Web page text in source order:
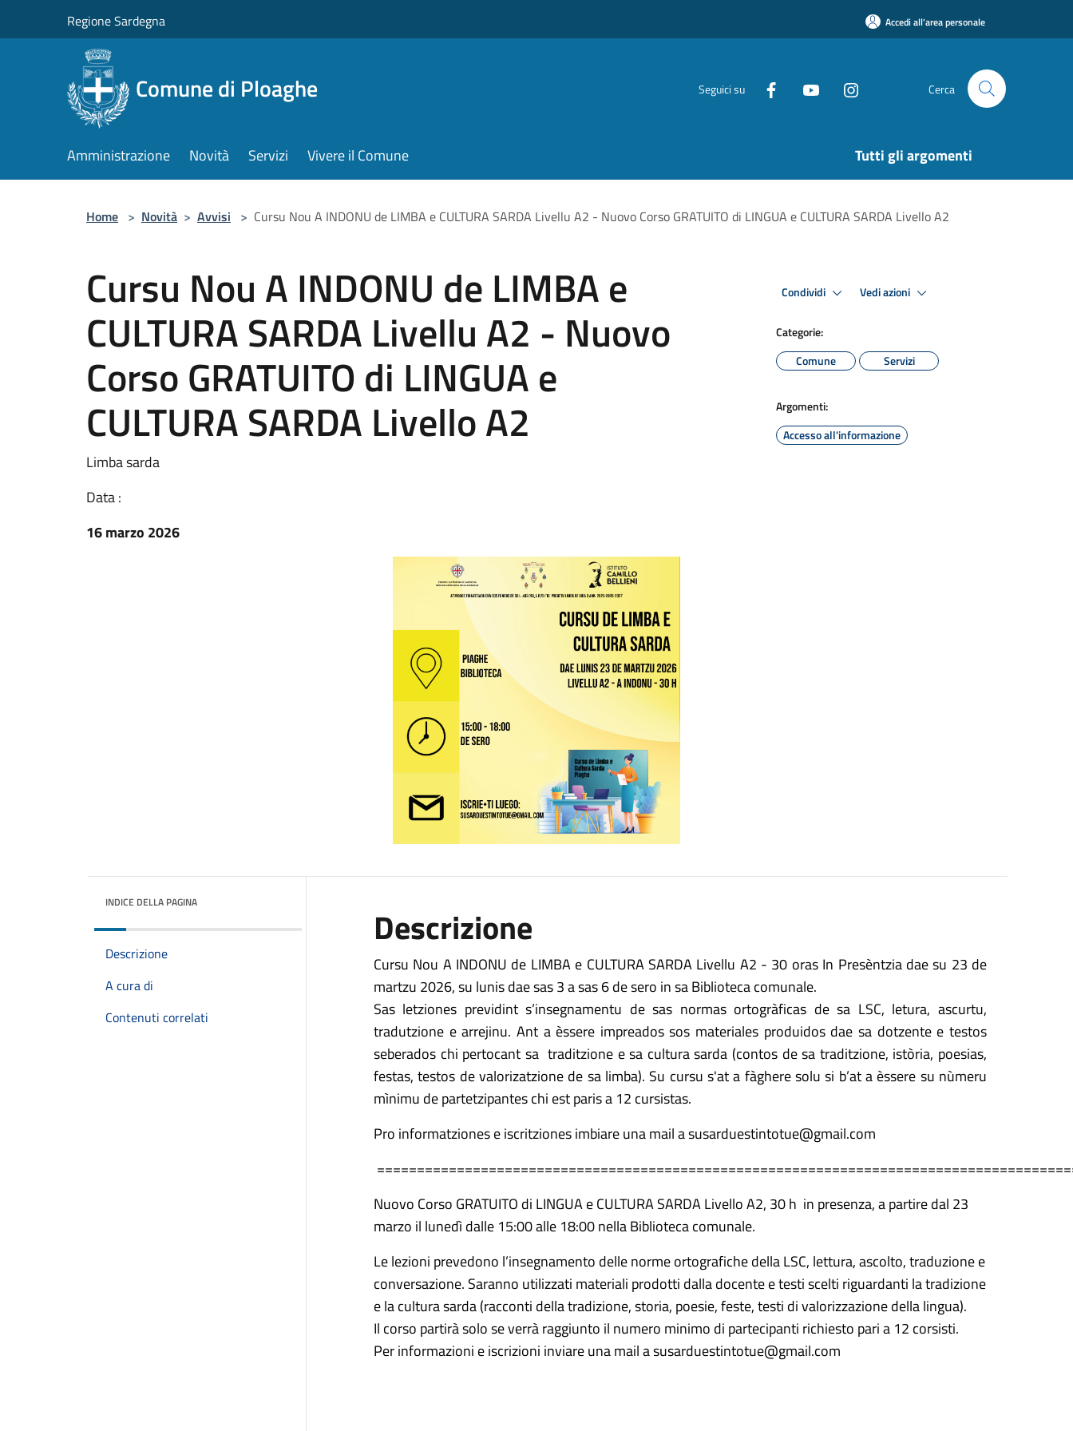
Regione Sardegna Accedi all'area personale
Comune di Ploaghe Seguici su Cerca
Amministrazione Novità Servizi Vivere il Comune Tutti gli argomenti
Home > Novità > Avvisi > Cursu Nou A INDONU de LIMBA e CULTURA SARDA Livellu A2 - Nuovo Corso GRATUITO di LINGUA e CULTURA SARDA Livello A2
Cursu Nou A INDONU de LIMBA e
CULTURA SARDA Livellu A2 - Nuovo
Corso GRATUITO di LINGUA e
CULTURA SARDA Livello A2
Limba sarda
Data :
16 marzo 2026
Condividi Vedi azioni
Categorie:
Comune
Servizi
Argomenti:
Accesso all'informazione
INDICE DELLA PAGINA
Descrizione
A cura di
Contenuti correlati
Descrizione
Cursu Nou A INDONU de LIMBA e CULTURA SARDA Livellu A2 - 30 oras In Presèntzia dae su 23 de
martzu 2026, su lunis dae sas 3 a sas 6 de sero in sa Biblioteca comunale.
Sas letziones previdint s’insegnamentu de sas normas ortogràficas de sa LSC, letura, ascurtu,
tradutzione e arrejinu. Ant a èssere impreados sos materiales produidos dae sa dotzente e testos
seberados chi pertocant sa traditzione e sa cultura sarda (contos de sa traditzione, istòria, poesias,
festas, testos de valorizatzione de sa limba). Su cursu s'at a fàghere solu si b’at a èssere su nùmeru
mìnimu de partetzipantes chi est paris a 12 cursistas.
Pro informatziones e iscritziones imbiare una mail a susarduestintotue@gmail.com
Nuovo Corso GRATUITO di LINGUA e CULTURA SARDA Livello A2, 30 h in presenza, a partire dal 23
marzo il lunedì dalle 15:00 alle 18:00 nella Biblioteca comunale.
Le lezioni prevedono l’insegnamento delle norme ortografiche della LSC, lettura, ascolto, traduzione e
conversazione. Saranno utilizzati materiali prodotti dalla docente e testi scelti riguardanti la tradizione
e la cultura sarda (racconti della tradizione, storia, poesie, feste, testi di valorizzazione della lingua).
Il corso partirà solo se verrà raggiunto il numero minimo di partecipanti richiesto pari a 12 corsisti.
Per informazioni e iscrizioni inviare una mail a susarduestintotue@gmail.com